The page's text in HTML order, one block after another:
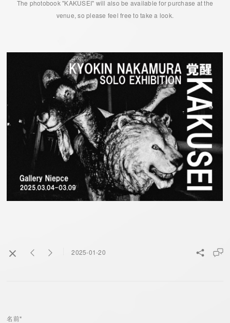
The photobook "KAKUSEI" will also be available for purchase at the
venue, so please feel free to take a look.
2025-01-20
名前*